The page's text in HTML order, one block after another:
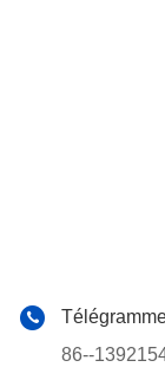
86--